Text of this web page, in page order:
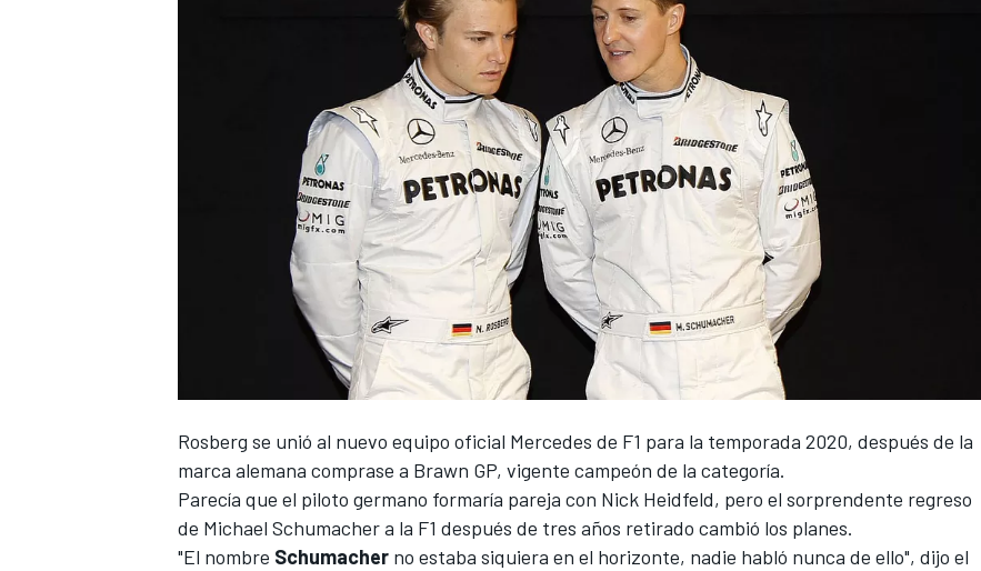
FÓRMULA E
Rosberg se unió al nuevo equipo oficial Mercedes de F1 para la temporada 2020, después de la
marca alemana comprase a Brawn GP, vigente campeón de la categoría.
Parecía que el piloto germano formaría pareja con Nick Heidfeld, pero el sorprendente regreso
de Michael Schumachera la F1 después de tres años retirado cambió los planes.
"El nombre Schumacher no estaba siquiera en el horizonte, nadie habló nunca de ello", dijo el